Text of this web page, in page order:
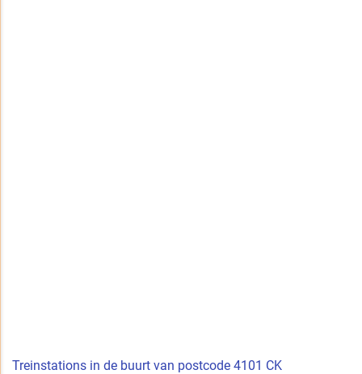
Treinstations in de buurt van postcode 4101 CK